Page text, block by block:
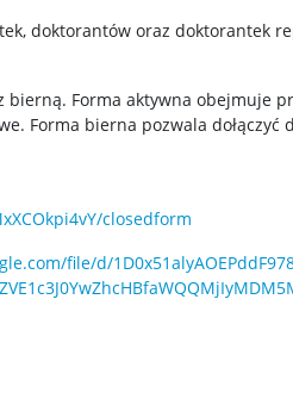
doktorantów oraz doktorantek
Forma aktywna obejmuje
Forma bierna pozwala dołączyć
closedform
file/d/